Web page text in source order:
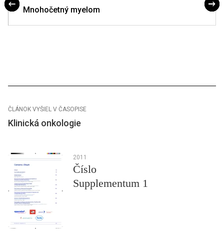
Mnohočetný myelom
ČLÁNOK VYŠIEL V ČASOPISE
Klinická onkologie
2011
Číslo
Supplementum 1